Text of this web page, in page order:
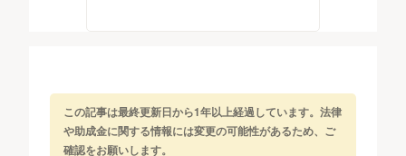
この記事は最終更新日から1年以上経過しています。法律
や助成金に関する情報には変更の可能性があるため、ご
確認をお願いします。